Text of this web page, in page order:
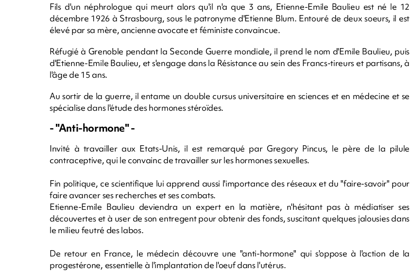
Fils d'un néphrologue qui meurt alors qu'il n'a que 3 ans, Etienne-Emile Baulieu est né le 12
décembre 1926 à Strasbourg, sous le patronyme d'Etienne Blum. Entouré de deux soeurs, il est
élevé par sa mère, ancienne avocate et féministe convaincue.
Réfugié à Grenoble pendant la Seconde Guerre mondiale, il prend le nom d'Emile Baulieu, puis
d'Etienne-Emile Baulieu, et s'engage dans la Résistance au sein des Francs-tireurs et partisans, à
l'âge de 15 ans.
Au sortir de la guerre, il entame un double cursus universitaire en sciences et en médecine et se
spécialise dans l'étude des hormones stéroïdes.
- "Anti-hormone" -
Invité à travailler aux Etats-Unis, il est remarqué par Gregory Pincus, le père de la pilule
contraceptive, qui le convainc de travailler sur les hormones sexuelles.
Fin politique, ce scientifique lui apprend aussi l'importance des réseaux et du "faire-savoir" pour
faire avancer ses recherches et ses combats.
Etienne-Emile Baulieu deviendra un expert en la matière, n'hésitant pas à médiatiser ses
découvertes et à user de son entregent pour obtenir des fonds, suscitant quelques jalousies dans
le milieu feutré des labos.
De retour en France, le médecin découvre une "anti-hormone" qui s'oppose à l'action de la
progestérone, essentielle à l'implantation de l'oeuf dans l'utérus.